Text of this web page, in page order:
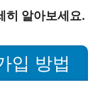
히 알아보세요.
입 방법